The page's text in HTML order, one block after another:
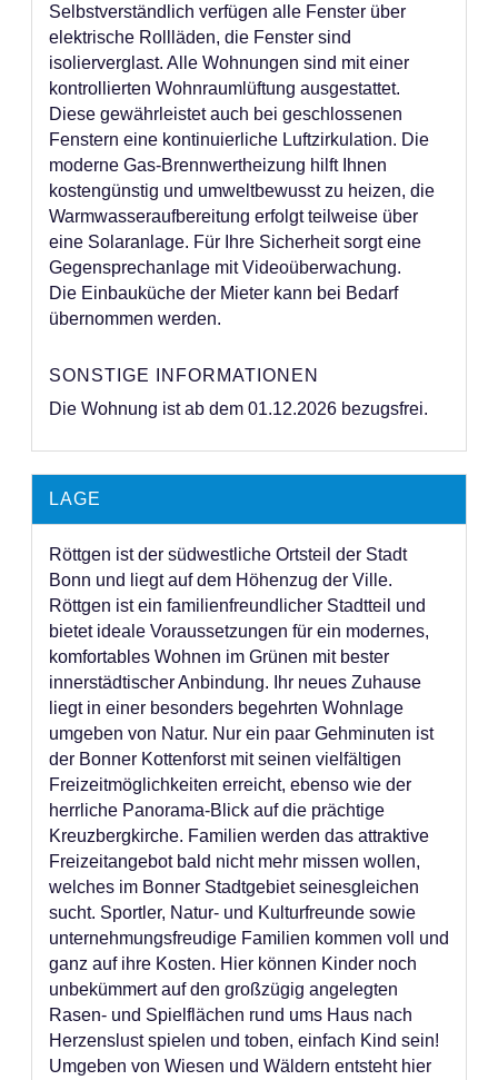
Selbstverständlich verfügen alle Fenster über
elektrische Rollläden, die Fenster sind
isolierverglast. Alle Wohnungen sind mit einer
kontrollierten Wohnraumlüftung ausgestattet.
Diese gewährleistet auch bei geschlossenen
Fenstern eine kontinuierliche Luftzirkulation. Die
moderne Gas-Brennwertheizung hilft Ihnen
kostengünstig und umweltbewusst zu heizen, die
Warmwasseraufbereitung erfolgt teilweise über
eine Solaranlage. Für Ihre Sicherheit sorgt eine
Gegensprechanlage mit Videoüberwachung.
Die Einbauküche der Mieter kann bei Bedarf
übernommen werden.
SONSTIGE INFORMATIONEN
Die Wohnung ist ab dem 01.12.2026 bezugsfrei.
LAGE
Röttgen ist der südwestliche Ortsteil der Stadt
Bonn und liegt auf dem Höhenzug der Ville.
Röttgen ist ein familienfreundlicher Stadtteil und
bietet ideale Voraussetzungen für ein modernes,
komfortables Wohnen im Grünen mit bester
innerstädtischer Anbindung. Ihr neues Zuhause
liegt in einer besonders begehrten Wohnlage
umgeben von Natur. Nur ein paar Gehminuten ist
der Bonner Kottenforst mit seinen vielfältigen
Freizeitmöglichkeiten erreicht, ebenso wie der
herrliche Panorama-Blick auf die prächtige
Kreuzbergkirche. Familien werden das attraktive
Freizeitangebot bald nicht mehr missen wollen,
welches im Bonner Stadtgebiet seinesgleichen
sucht. Sportler, Natur- und Kulturfreunde sowie
unternehmungsfreudige Familien kommen voll und
ganz auf ihre Kosten. Hier können Kinder noch
unbekümmert auf den großzügig angelegten
Rasen- und Spielflächen rund ums Haus nach
Herzenslust spielen und toben, einfach Kind sein!
Umgeben von Wiesen und Wäldern entsteht hier